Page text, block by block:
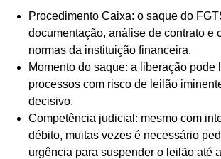
Procedimento Caixa: o saque do
documentação, análise de contrato e
normas da instituição financeira.
Momento do saque: a liberação pode
processos com risco de leilão
decisivo.
Competência judicial: mesmo com
débito, muitas vezes é necessário
urgência para suspender o leilão até